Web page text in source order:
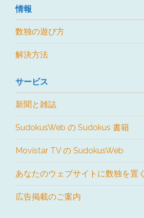
情報
数独の遊び方
解決方法
サービス
新聞と雑誌
SudokusWeb の Sudokus 書籍
Movistar TV の SudokusWeb
あなたのウェブサイトに数独を置く
広告掲載のご案内